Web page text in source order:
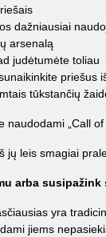
dažniausiai
arsenalą
judėtumėte toliau
priešus
tūkstančių
„Call of
jų leis smagiai
arba
yra
jiems